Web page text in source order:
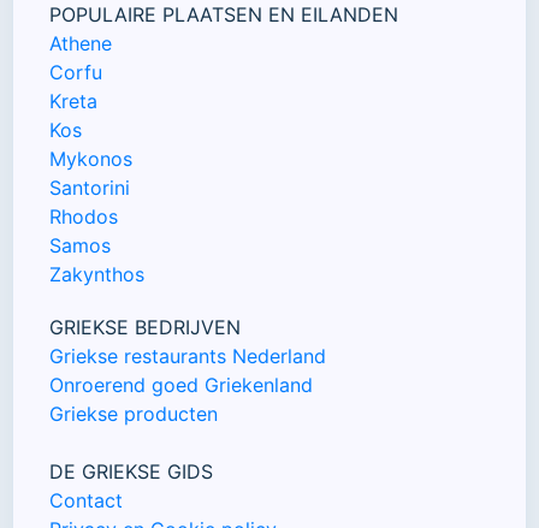
POPULAIRE PLAATSEN EN EILANDEN
Athene
Corfu
Kreta
Kos
Mykonos
Santorini
Rhodos
Samos
Zakynthos
GRIEKSE BEDRIJVEN
Griekse restaurants Nederland
Onroerend goed Griekenland
Griekse producten
DE GRIEKSE GIDS
Contact